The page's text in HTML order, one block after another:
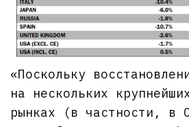
«Поскольку
на нескольких
рынках (в частности, в